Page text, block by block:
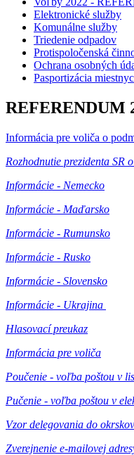
Elektronické služby
Komunálne služby
Triedenie odpadov
Protispoločenská
Ochrana osobných
Pasportizácia
REFERENDUM
Informácia pre voliča o
Rozhodnutie prezidenta SR
Informácie - Nemecko
Informácie - Maďarsko
Informácie - Rumunsko
Informácie - Rusko
Informácie - Slovensko
Informácie - Ukrajina
Hlasovací preukaz
Informácia pre voliča
Poučenie - voľba poštou v
Pučenie - voľba poštou v
Vzor delegovania do
Zverejnenie e-mailovej